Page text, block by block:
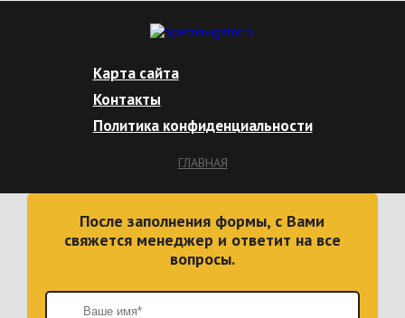
Карта сайта
Контакты
Политика конфиденциальности
ГЛАВНАЯ
После заполнения формы, с Вами
свяжется менеджер и ответит на все
вопросы.